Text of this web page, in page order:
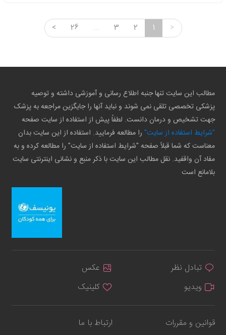
>
1
2
3
...
26
<
مطالب این سایت تنها جنبه اطلاع رسانی و آموزشی داشته و توصیه
پزشکی تخصصی تلقی نمی شوند و نباید آنها را جایگزین مراجعه به پزشک
جهت تشخیص و درمان دانست. لطفاً پیش از استفاده از سایت صفحه
"شرایط استفاده از سایت" را مطالعه فرمایید. استفاده از این سایت بدان
معناست که شما قبلاً صفحه "شرایط استفاده از سایت" را مطالعه کرده و به
مفاد آن واقفید. نقل مطالب این سایت با ذکر منبع و نشانی اینترنتی سایت
بلامانع است
تبادل نظر
عکس
ویدیو
کلینیک
قوانین و مقررات ارتباط با ما